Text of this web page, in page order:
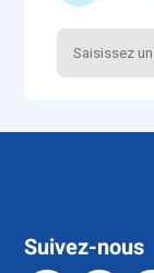
Suivez-nous